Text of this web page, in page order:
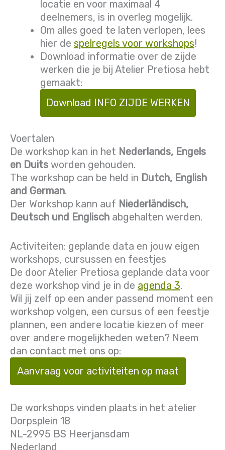
locatie en voor maximaal 4
deelnemers, is in overleg mogelijk.
Om alles goed te laten verlopen, lees
hier de spelregels voor workshops!
Download informatie over de zijde
werken die je bij Atelier Pretiosa hebt
gemaakt:
Download INFO ZIJDE WERKEN
Voertalen
De workshop kan in het Nederlands, Engels
en Duits worden gehouden.
The workshop can be held in Dutch, English
and German.
Der Workshop kann auf Niederländisch,
Deutsch und Englisch abgehalten werden.
Activiteiten: geplande data en jouw eigen
workshops, cursussen en feestjes
De door Atelier Pretiosa geplande data voor
deze workshop vind je in de agenda 3.
Wil jij zelf op een ander passend moment een
workshop volgen, een cursus of een feestje
plannen, een andere locatie kiezen of meer
over andere mogelijkheden weten? Neem
dan contact met ons op:
Aanvraag voor activiteiten op maat
De workshops vinden plaats in het atelier
Dorpsplein 18
NL-2995 BS Heerjansdam
Nederland